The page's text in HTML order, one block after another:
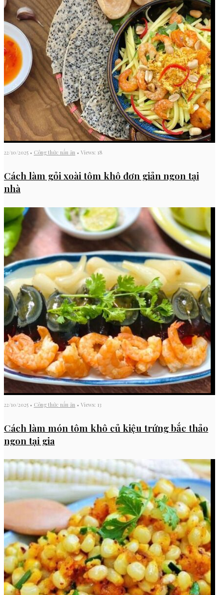
22/10/2025 • Công thức nấu ăn • Views: 18
Cách làm gỏi xoài tôm khô đơn giản ngon tại
nhà
22/10/2025 • Công thức nấu ăn • Views: 13
Cách làm món tôm khô củ kiệu trứng bắc thảo
ngon tại gia